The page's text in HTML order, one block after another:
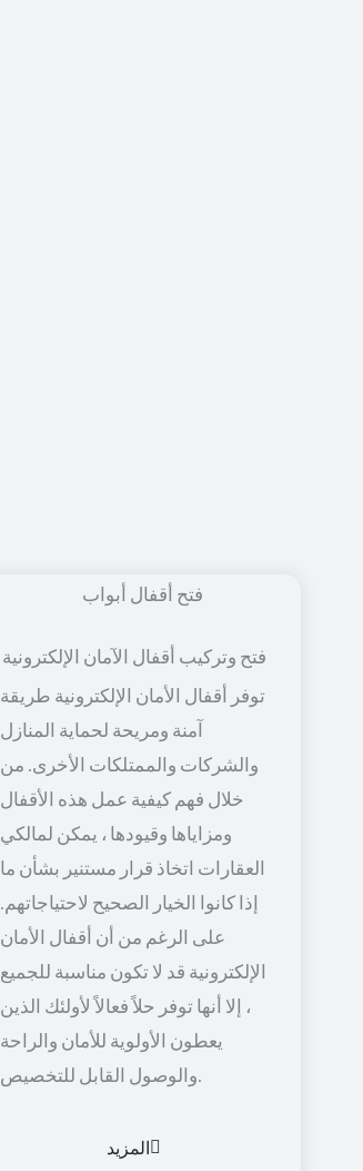
توفر أقفال الأمان الإلكترونية طريقة
آمنة ومريحة لحماية المنازل
والشركات والممتلكات الأخرى. من
خلال فهم كيفية عمل هذه الأقفال
ومزاياها وقيودها ، يمكن لمالكي
العقارات اتخاذ قرار مستنير بشأن ما
إذا كانوا الخيار الصحيح لاحتياجاتهم.
على الرغم من أن أقفال الأمان
الإلكترونية قد لا تكون مناسبة للجميع
، إلا أنها توفر حلاً فعالاً لأولئك الذين
يعطون الأولوية للأمان والراحة
والوصول القابل للتخصيص.
المزيد